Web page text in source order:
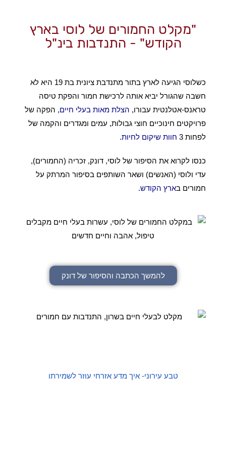
"מקלט החמורים של לוסי בארץ
הקודש" - התנדבות בינ"ל
כשלוסי הגיעה לארץ בתור מתנדבת ציונית בת 19 היא לא
חשבה שהגורל יביא אותה לרכישת חמור והפקת טיסה
טראנס-אטלנטית עבורו, הצלת מאות בעלי חיים, הפקה של
פרויקטים חינוכיים חוצי גבולות, עמים ומגדרים והקמה של
לפחות 3
חוות שיקום לחיות.
כנסו לקרוא את הסיפור של לוסי, דונק, זכריה (החמורים),
עדי ולוסי (האנשים) ושאר השותפים בסיפור המרתק על
חמורים בארץ הקודש.
להמשך הכתבה והסיפור של דונק
טבע עירוני- איך מדע אזרחי עוזר לשמירתו